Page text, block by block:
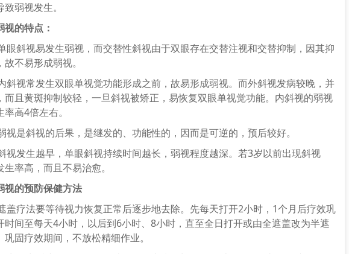
致弱视发生。
视的特点：
斜视易发生弱视，而交替性斜视由于双眼存在交替注视和交替抑制，因其抑
不易形成弱视。
视常发生双眼单视觉功能形成之前，故易形成弱视。而外斜视发病较晚，并
而且黄斑抑制较轻，一旦斜视被矫正，易恢复双眼单视觉功能。内斜视的弱视
高4倍左右。
是斜视的后果，是继发的、功能性的，因而是可逆的，预后较好。
发生越早，单眼斜视持续时间越长，弱视程度越深。若3岁以前出现斜视
率高，而且不易治愈。
视的预防保健方法
疗法要等待视力恢复正常后逐步地去除。先每天打开2小时，1个月后疗效巩
时间至每天4小时，以后到6小时、8小时，直至全日打开或由全遮盖改为半遮
固疗效期间，不放松精细作业。
谭中信
师 中华医学会眼科学会陕西分会会员；陕西
省医学会眼科分会青……[详细]
谭中信
学会眼科分会青年委员；爱尔陕西省区白内障